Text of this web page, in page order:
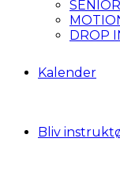
DROP
Kalender
Bliv